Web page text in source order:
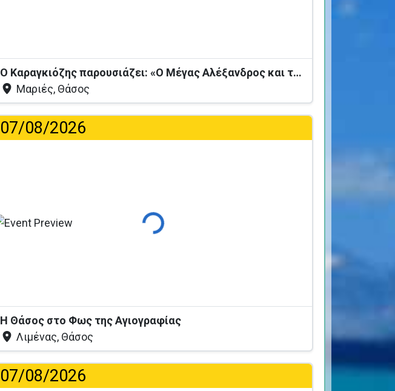
Ο Καραγκιόζης παρουσιάζει: «Ο Μέγας Αλέξανδρος και το Καταραμένο Φίδι»
Μαριές, Θάσος
07/08/2026
Φόρτωση...
Η Θάσος στο Φως της Αγιογραφίας
Λιμένας, Θάσος
07/08/2026